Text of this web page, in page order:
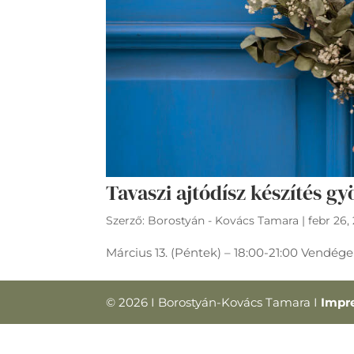
Tavaszi ajtódísz készítés
Szerző: Borostyán - Kovács Tamara |febr 26,
Március 13. (Péntek) – 18:00-21:00
©2026 I Borostyán-Kovács Tamara I